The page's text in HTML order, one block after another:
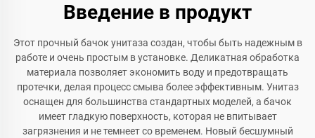
Введение в продукт
Этот прочный бачок унитаза создан, чтобы быть надежным в
работе и очень простым в установке. Деликатная обработка
материала позволяет экономить воду и предотвращать
протечки, делая процесс смыва более эффективным. Унитаз
оснащен для большинства стандартных моделей, а бачок
имеет гладкую поверхность, которая не впитывает
загрязнения и не темнеет со временем. Новый бесшумный